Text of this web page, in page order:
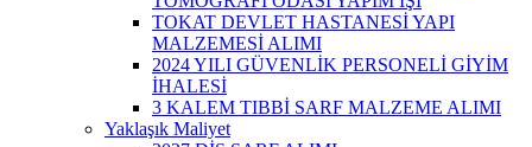
TOKAT DEVLET HASTANESİ YAPI
MALZEMESİ ALIMI
2024 YILI GÜVENLİK PERSONELİ GİYİM
İHALESİ
3 KALEM TIBBİ SARF MALZEME ALIMI
Yaklaşık Maliyet